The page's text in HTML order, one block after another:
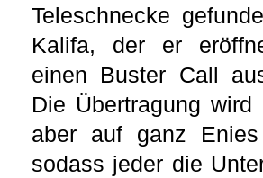
Teleschnecke
Kalifa, der er
einen Buster Call
Die Übertragung
aber auf ganz
sodass jeder die